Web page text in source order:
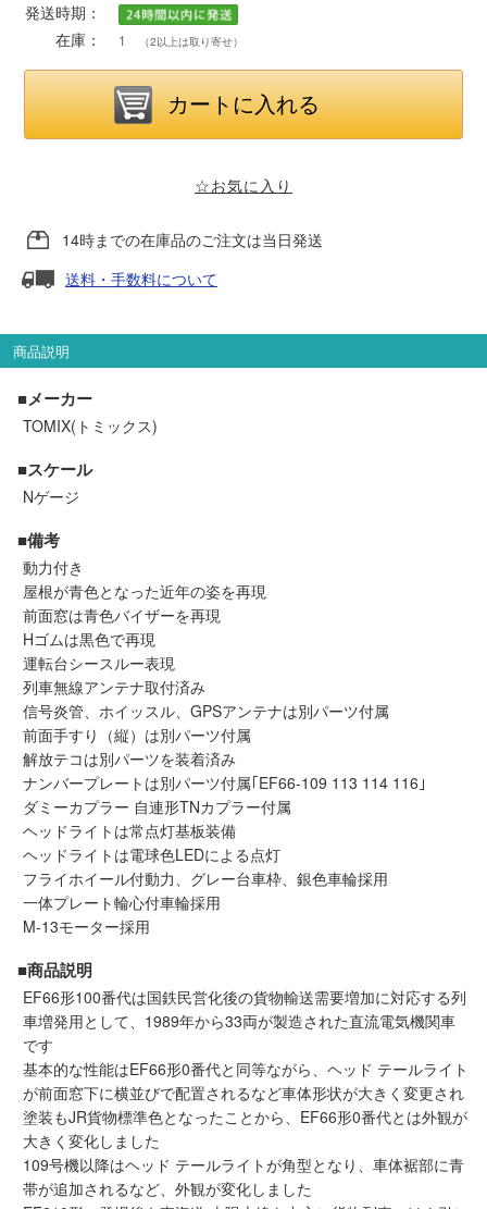
天賞堂
TTC
セール品・キャンペーン
セール商品
走行エリア別 鉄道模型車両リスト
北海道・東北
中部
中国・四国
お役立ち情報
鉄道模型の情報
メルマガ登録
Infomation
ご注文方法
ヘルプページ
お問い合せ
ログイン/マイページ
お気に入りリスト
新規会員登録
発送時期：
在庫：
1 （2以上は取り寄せ）
☆お気に入り
14時までの在庫品のご注文は当日発送
送料・手数料について
商品説明
■メーカー
TOMIX(トミックス)
■スケール
Nゲージ
■備考
動力付き
屋根が青色となった近年の姿を再現
前面窓は青色バイザーを再現
Hゴムは黒色で再現
運転台シースルー表現
列車無線アンテナ取付済み
信号炎管、ホイッスル、GPSアンテナは別パーツ付属
前面手すり（縦）は別パーツ付属
解放テコは別パーツを装着済み
ナンバープレートは別パーツ付属｢EF66-109 113 114 116｣
ダミーカプラー 自連形TNカプラー付属
ヘッドライトは常点灯基板装備
ヘッドライトは電球色LEDによる点灯
フライホイール付動力、グレー台車枠、銀色車輪採用
一体プレート輪心付車輪採用
M-13モーター採用
■商品説明
EF66形100番代は国鉄民営化後の貨物輸送需要増加に対応する列
車増発用として、1989年から33両が製造された直流電気機関車
です
基本的な性能はEF66形0番代と同等ながら、ヘッド テールライト
が前面窓下に横並びで配置されるなど車体形状が大きく変更され
塗装もJR貨物標準色となったことから、EF66形0番代とは外観が
大きく変化しました
109号機以降はヘッド テールライトが角型となり、車体裾部に青
帯が追加されるなど、外観が変化しました